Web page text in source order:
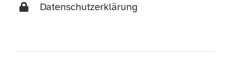
Datenschutzerklärung